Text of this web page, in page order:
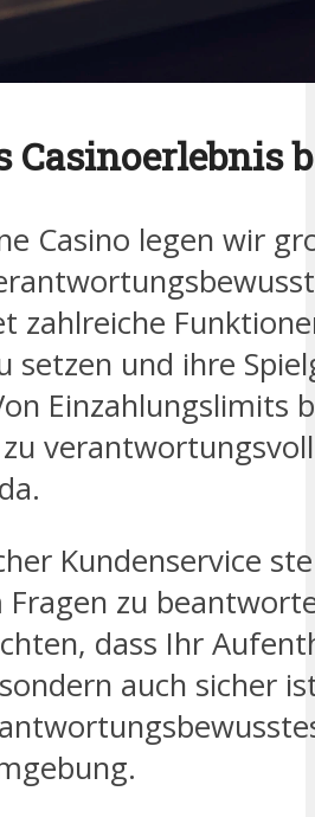
Casinoerlebnis
Casino legen wir
zahlreiche
setzen und ihre
Einzahlungslimits
Kundenservice
zu
dass Ihr
auch sicher